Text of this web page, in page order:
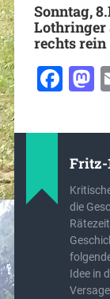
Sonntag,
Lothringer
rechts rein
Fritz-
die
Idee in